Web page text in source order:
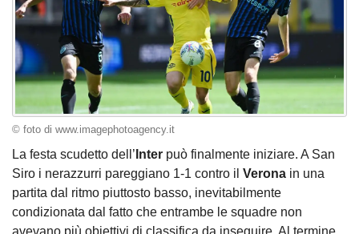
© foto di www.imagephotoagency.it
La festa scudetto dell’ Inter può finalmente iniziare. A San
Siro i nerazzurri pareggiano 1-1 contro il Verona in una
partita dal ritmo piuttosto basso, inevitabilmente
condizionata dal fatto che entrambe le squadre non